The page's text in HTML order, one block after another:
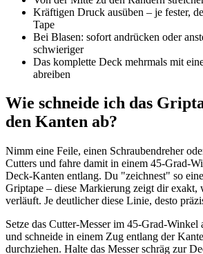
Kräftigen Druck ausüben – je fester,
Tape
Bei Blasen: sofort andrücken oder
schwieriger
Das komplette Deck mehrmals mit
abreiben
Wie schneide ich das
den Kanten ab?
Nimm eine Feile, einen Schraubendreher
Cutters und fahre damit in einem 45-Grad-
Deck-Kanten entlang. Du "zeichnest" so
Griptape – diese Markierung zeigt dir exakt,
verläuft. Je deutlicher diese Linie, desto
Setze das Cutter-Messer im 45-Grad-Winkel
und schneide in einem Zug entlang der
durchziehen. Halte das Messer schräg zur